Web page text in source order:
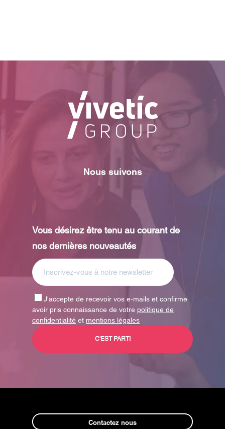
Nous suivons
Vous désirez être tenu au courant de
nos dernières nouveautés
J'accepte de recevoir vos e-mails et confirme
avoir pris connaissance de votre politique de
confidentialité et mentions légales
Contactez nous